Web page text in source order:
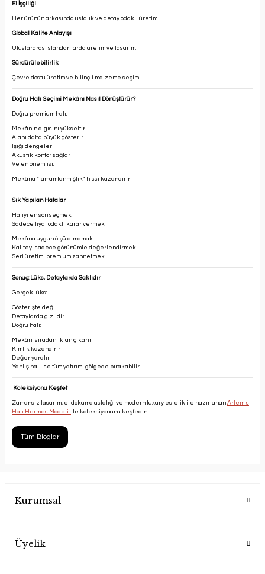
El İşçiliği
Her ürünün arkasında ustalık ve detay odaklı üretim.
Global Kalite Anlayışı
Uluslararası standartlarda üretim ve tasarım.
Sürdürülebilirlik
Çevre dostu üretim ve bilinçli malzeme seçimi.
Doğru Halı Seçimi Mekânı Nasıl Dönüştürür?
Doğru premium halı:
Mekânın algısını yükseltir
Alanı daha büyük gösterir
Işığı dengeler
Akustik konfor sağlar
Ve en önemlisi:
Mekâna “tamamlanmışlık” hissi kazandırır
Sık Yapılan Hatalar
Halıyı en son seçmek
Sadece fiyat odakl ı karar vermek
Mekâ na uygun ö çü almamak
Kaliteyi sadece görü nü mle değerlendirmek
Seri ü retimi premium zannetmek
Sonuç: Lüks, Detaylarda Saklıdır
Gerçek lüks:
Gösterişte değil
Detaylarda gizlidir
Doğru halı:
Mekânı sıradanlıktan çıkarır
Kimlik kazandırır
Değer yaratır
Yanlış halı ise tüm yatırımı gölgede bırakabilir.
Koleksiyonu Keşfet
Zamansız tasarım, el dokuma ustalığı ve modern luxury estetik ile hazırlanan Artemis
Halı Hermes Modeli ile koleksiyonunu keşfedin:
Tüm Bloglar
Kurumsal
Üyelik